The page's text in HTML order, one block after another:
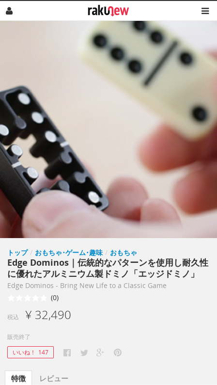
トップ / おもちゃ･ゲーム･趣味 / おもちゃ
Edge Dominos｜伝統的なパターンを使用し耐久性
に優れたアルミニウム製ドミノ「エッジドミノ」
Edge Dominos - Bring New Life to a Classic Game
(0)
税込 ¥ 32,490
販売終了
いいね！
147
特徴 レビュー